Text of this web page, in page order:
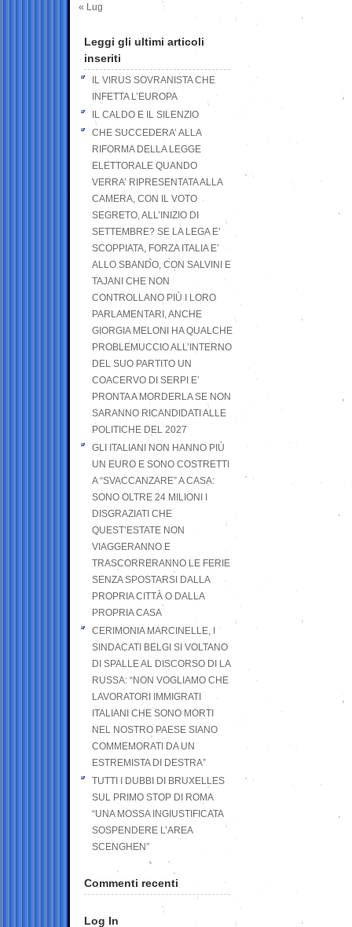
« Lug
Leggi gli ultimi articoli
inseriti
IL VIRUS SOVRANISTA CHE
INFETTA L’EUROPA
IL CALDO E IL SILENZIO
CHE SUCCEDERA’ ALLA
RIFORMA DELLA LEGGE
ELETTORALE QUANDO
VERRA’ RIPRESENTATA ALLA
CAMERA, CON IL VOTO
SEGRETO, ALL’INIZIO DI
SETTEMBRE? SE LA LEGA E’
SCOPPIATA, FORZA ITALIA E’
ALLO SBANDO, CON SALVINI E
TAJANI CHE NON
CONTROLLANO PIÙ I LORO
PARLAMENTARI, ANCHE
GIORGIA MELONI HA QUALCHE
PROBLEMUCCIO ALL’INTERNO
DEL SUO PARTITO UN
COACERVO DI SERPI E’
PRONTA A MORDERLA SE NON
SARANNO RICANDIDATI ALLE
POLITICHE DEL 2027
GLI ITALIANI NON HANNO PIÙ
UN EURO E SONO COSTRETTI
A “SVACCANZARE” A CASA:
SONO OLTRE 24 MILIONI I
DISGRAZIATI CHE
QUEST’ESTATE NON
VIAGGERANNO E
TRASCORRERANNO LE FERIE
SENZA SPOSTARSI DALLA
PROPRIA CITTÀ O DALLA
PROPRIA CASA
CERIMONIA MARCINELLE, I
SINDACATI BELGI SI VOLTANO
DI SPALLE AL DISCORSO DI LA
RUSSA: “NON VOGLIAMO CHE
LAVORATORI IMMIGRATI
ITALIANI CHE SONO MORTI
NEL NOSTRO PAESE SIANO
COMMEMORATI DA UN
ESTREMISTA DI DESTRA”
TUTTI I DUBBI DI BRUXELLES
SUL PRIMO STOP DI ROMA
“UNA MOSSA INGIUSTIFICATA
SOSPENDERE L’AREA
SCENGHEN”
Commenti recenti
Log In